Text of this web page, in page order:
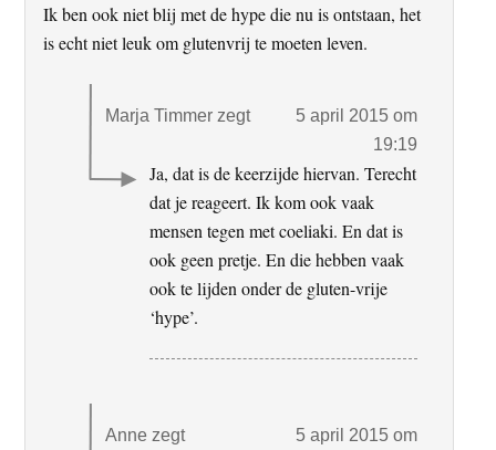
Ik ben ook niet blij met de hype die nu is ontstaan, het
is echt niet leuk om glutenvrij te moeten leven.
Marja Timmer zegt
5 april 2015 om
19:19
Ja, dat is de keerzijde hiervan. Terecht
dat je reageert. Ik kom ook vaak
mensen tegen met coeliaki. En dat is
ook geen pretje. En die hebben vaak
ook te lijden onder de gluten-vrije
‘hype’.
Anne zegt
5 april 2015 om